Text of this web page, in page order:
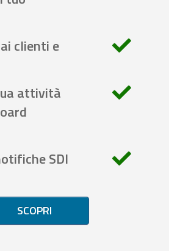
clienti e
attività
SDI
SCOPRI